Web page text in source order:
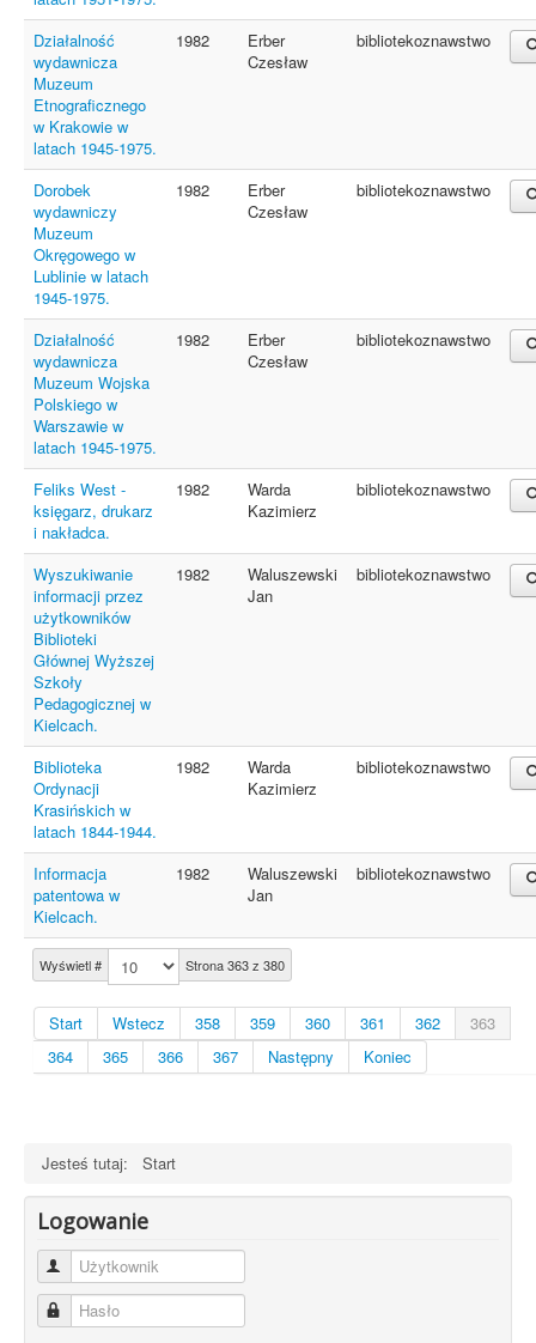
Wyświetl # Strona 363 z 380
Start Wstecz 358 359 360 361 362
363
364
365 366 367 Następny Koniec
Działalność
wydawnicza
Muzeum
Etnograficznego
w Krakowie w
latach 1945-1975.
1982
Erber
Czesław
bibliotekoznawstwo
Dorobek
wydawniczy
Muzeum
Okręgowego w
Lublinie w latach
1945-1975.
1982
Erber
Czesław
bibliotekoznawstwo
Działalność
wydawnicza
Muzeum Wojska
Polskiego w
Warszawie w
latach 1945-1975.
1982
Erber
Czesław
bibliotekoznawstwo
Feliks West -
księgarz, drukarz
i nakładca.
1982
Warda
Kazimierz
bibliotekoznawstwo
Wyszukiwanie
informacji przez
użytkowników
Biblioteki
Głównej Wyższej
Szkoły
Pedagogicznej w
Kielcach.
1982
Waluszewski
Jan
bibliotekoznawstwo
Biblioteka
Ordynacji
Krasińskich w
latach 1844-1944.
1982
Warda
Kazimierz
bibliotekoznawstwo
Informacja
patentowa w
Kielcach.
1982
Waluszewski
Jan
bibliotekoznawstwo
Jesteś tutaj: Start
Logowanie
Użytkownik
Hasło